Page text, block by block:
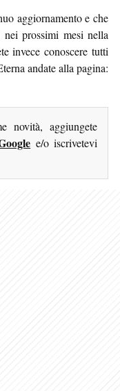
aggiornamento e che
prossimi mesi nella
invece conoscere tutti
andate alla pagina:
novità, aggiungete
e/o iscrivetevi